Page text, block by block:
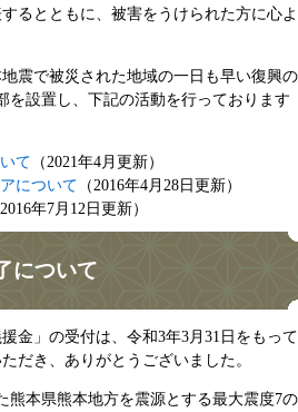
るとともに、被害をうけられた方に心よ
震で被災された地域の一日も早い復興の
を設置し、下記の活動を行っております
て （2021年4月更新）
について （2016年4月28日更新）
2016年7月12日更新）
について
金」の受付は、令和3年3月31日をもって
だき、ありがとうございました。
熊本県熊本地方を震源とする最大震度7の